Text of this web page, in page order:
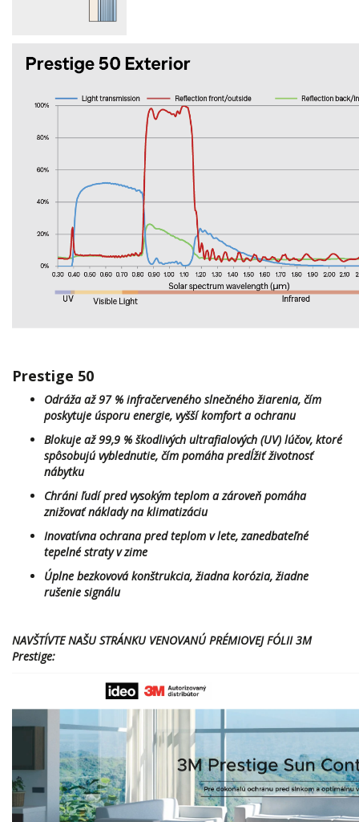
Prestige 50
Odráža až 97 % infračerveného slnečného žiarenia, čím
poskytuje úsporu energie, vyšší komfort a ochranu
Blokuje až 99,9 % škodlivých ultrafialových (UV) lúčov, ktoré
spôsobujú vyblednutie, čím pomáha predĺžiť životnosť
nábytku
Chráni ľudí pred vysokým teplom a zároveň pomáha
znižovať náklady na klimatizáciu
Inovatívna ochrana pred teplom v lete, zanedbateľné
tepelné straty v zime
Úplne bezkovová konštrukcia, žiadna korózia, žiadne
rušenie signálu
NAVŠTÍVTE NAŠU STRÁNKU VENOVANÚ PRÉMIOVEJ FÓLII 3M
Prestige: